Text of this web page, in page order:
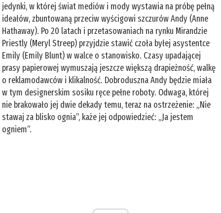
jedynki, w której świat mediów i mody wystawia na próbę pełną
ideałów, zbuntowaną przeciw wyścigowi szczurów Andy (Anne
Hathaway). Po 20 latach i przetasowaniach na rynku Mirandzie
Priestly (Meryl Streep) przyjdzie stawić czoła byłej asystentce
Emily (Emily Blunt) w walce o stanowisko. Czasy upadającej
prasy papierowej wymuszają jeszcze większą drapieżność, walkę
o reklamodawców i klikalność. Dobroduszna Andy będzie miała
w tym designerskim sosiku ręce pełne roboty. Odwaga, której
nie brakowało jej dwie dekady temu, teraz na ostrzeżenie: „Nie
stawaj za blisko ognia”, każe jej odpowiedzieć: „Ja jestem
ogniem”.